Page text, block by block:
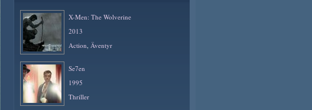
X-Men: The Wolverine
2013
Action, Äventyr
Se7en
1995
Thriller